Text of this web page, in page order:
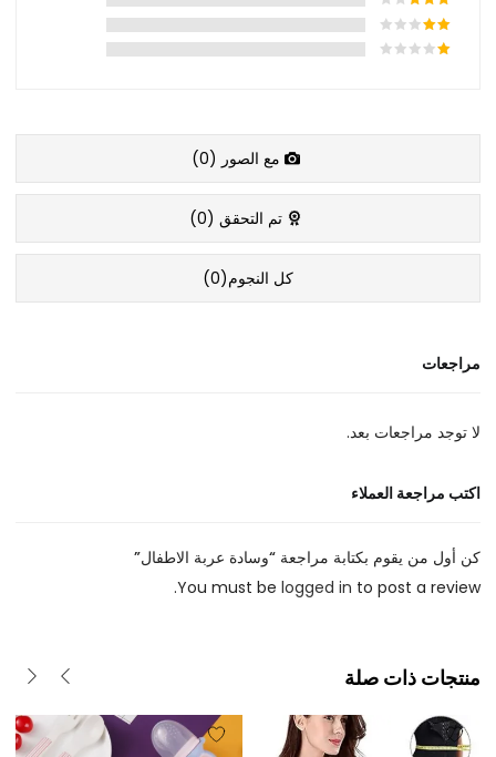
مع الصور (0
)
تم التحقق (0
)
كل النجوم(0
)
مراجعات
لا توجد مراجعات بعد.
اكتب مراجعة العملاء
كن أول من يقوم بكتابة مراجعة “وسادة عربة الاطفال”
You must be logged in to post a review.
منتجات ذات صلة